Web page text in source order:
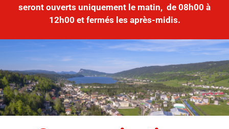
seront ouverts uniquement le matin, de 08h00 à
12h00 et fermés les après-midis.